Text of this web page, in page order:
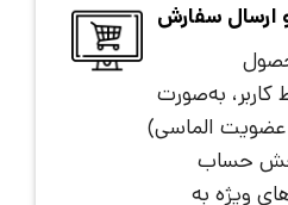
سفارش
به‌صورت
الماسی)
بخش حساب
ویژه به